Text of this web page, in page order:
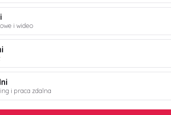
i wideo
i praca zdalna